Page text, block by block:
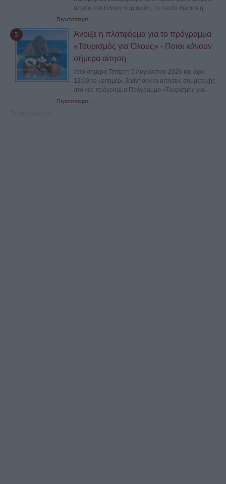
αρχείο του Γιάννη Κυριακίδη, το οποίο δώρισε η...
Περισσότερα...
Άνοιξε η πλατφόρμα για το πρόγραμμα
«Τουρισμός για Όλους» - Ποιοι κάνουν
σήμερα αίτηση
Από σήμερα Τετάρτη 5 Αυγούστου 2026 και ώρα
12:00 το μεσημέρι, ξεκίνησαν οι αιτήσεις συμμετοχής
στο νέο πρόγραμμα Πρόγραμμα «Τουρισμός για...
Περισσότερα...